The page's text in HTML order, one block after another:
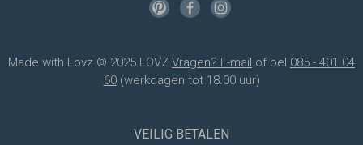
Made with Lovz © 2025 LOVZ Vragen? E-mail of bel 085 - 401 04
60(werkdagen tot 18.00 uur)
VEILIG BETALEN